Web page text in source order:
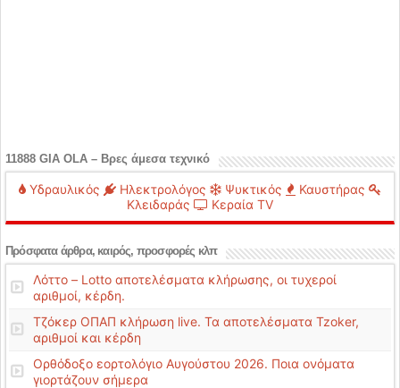
11888 GIA OLA – Βρες άμεσα τεχνικό
Υδραυλικός Ηλεκτρολόγος Ψυκτικός
Καυστήρας
Κλειδαράς
Κεραία TV
Πρόσφατα άρθρα, καιρός, προσφορές κλπ
Λόττο – Lotto αποτελέσματα κλήρωσης, οι τυχεροί
αριθμοί, κέρδη.
Τζόκερ ΟΠΑΠ κλήρωση live. Τα αποτελέσματα Tzoker,
αριθμοί και κέρδη
Ορθόδοξο εορτολόγιο Αυγούστου 2026. Ποια ονόματα
γιορτάζουν σήμερα